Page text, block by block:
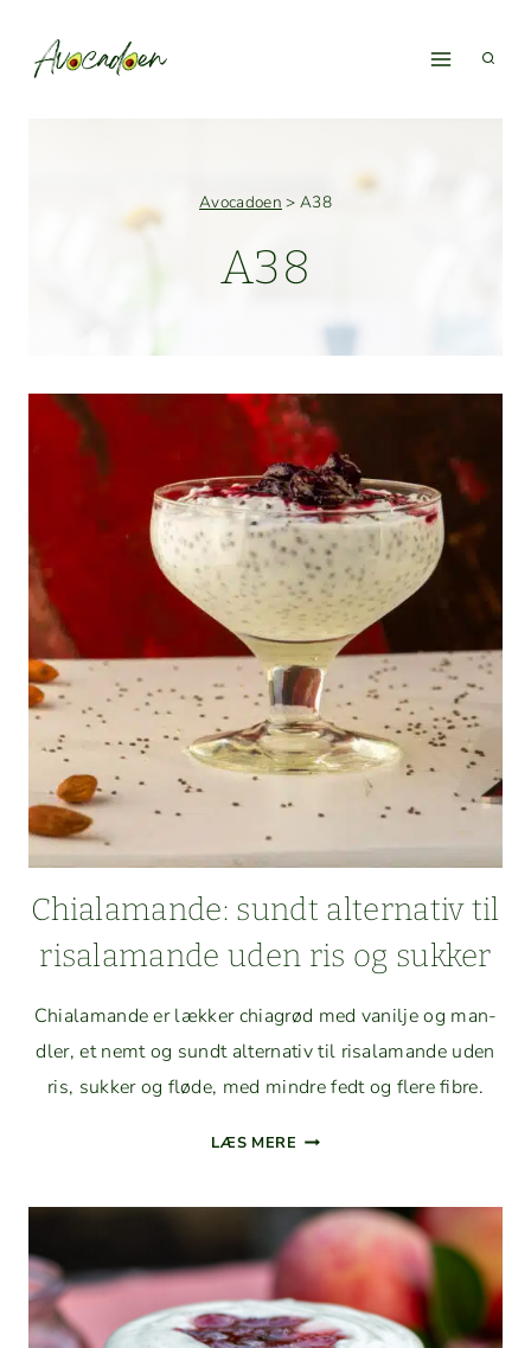
Avocadoen > A38
A38
Chiala­mande: sundt alter­na­tiv til
risala­mande uden ris og sukker
Chiala­mande er lækker chi­a­grød med vanil­je og man­
dler, et nemt og sundt alter­na­tiv til risala­mande uden
ris, sukker og fløde, med min­dre fedt og flere fibre.
LÆS MERE CHIALA­
ALTER­
NA­
TIV
TIL
RISALA­